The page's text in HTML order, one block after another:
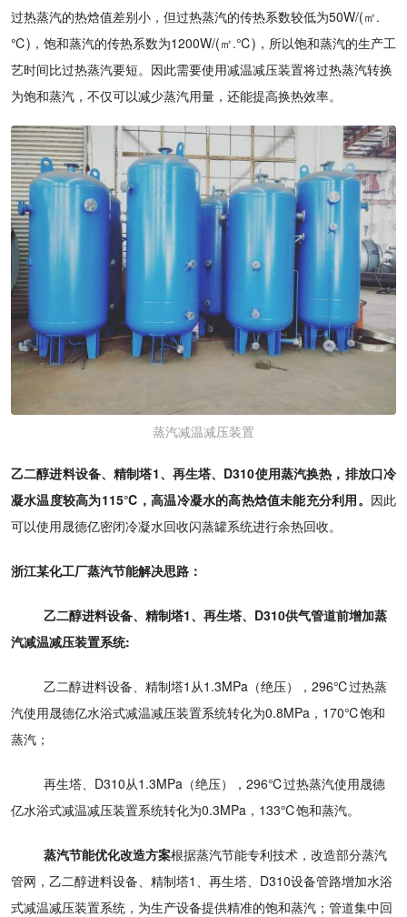
过热蒸汽的热焓值差别小，但过热蒸汽的传热系数较低为50W/(㎡.
℃)，饱和蒸汽的传热系数为1200W/(㎡.℃)，所以饱和蒸汽的生产工
艺时间比过热蒸汽要短。因此需要使用减温减压装置将过热蒸汽转换
为饱和蒸汽，不仅可以减少蒸汽用量，还能提高换热效率。
蒸汽减温减压装置
乙二醇进料设备、精制塔1、再生塔、D310使用蒸汽换热，排放口冷
凝水温度较高为115℃，高温冷凝水的高热焓值未能充分利用。 因此
可以使用晟德亿密闭冷凝水回收闪蒸罐系统进行余热回收。
浙江某化工厂蒸汽节能解决思路：
乙二醇进料设备、精制塔1、再生塔、D310供气管道前增加蒸
汽减温减压装置系统:
乙二醇进料设备、精制塔1从1.3MPa（绝压），296℃过热蒸
汽使用晟德亿水浴式减温减压装置系统转化为0.8MPa，170℃饱和
蒸汽；
再生塔、D310从1.3MPa（绝压），296℃过热蒸汽使用晟德
亿水浴式减温减压装置系统转化为0.3MPa，133℃饱和蒸汽。
蒸汽节能优化改造方案根据蒸汽节能专利技术，改造部分蒸汽
管网，乙二醇进料设备、精制塔1、再生塔、D310设备管路增加水浴
式减温减压装置系统，为生产设备提供精准的饱和蒸汽；管道集中回